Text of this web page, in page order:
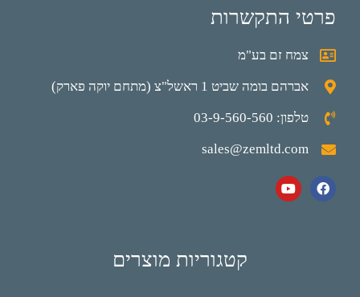
פרטי התקשרות
צמח זם בע"מ
אברהם בומה שביט 1 ראשל"צ (מתחם יוקה פארק)
טלפון: 03-9-560-560
sales@zemltd.com
קטגוריות מוצרים